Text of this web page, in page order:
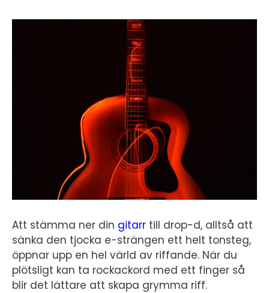
Att stämma ner din gitarr till drop-d, alltså att
sänka den tjocka e-strängen ett helt tonsteg,
öppnar upp en hel värld av riffande. När du
plötsligt kan ta rockackord med ett finger så
blir det lättare att skapa grymma riff.